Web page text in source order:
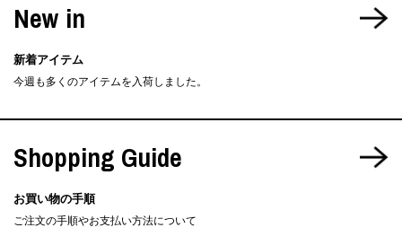
New in
新着アイテム
今週も多くのアイテムを入荷しました。
Shopping Guide
お買い物の手順
ご注文の手順やお支払い方法について